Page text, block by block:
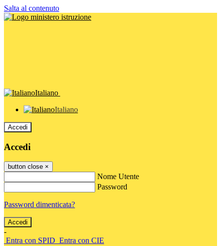
Salta al contenuto
Italiano
Italiano
Accedi
Accedi
button close ×
Nome Utente
Password
Password dimenticata?
-
Entra con SPID Entra con CIE